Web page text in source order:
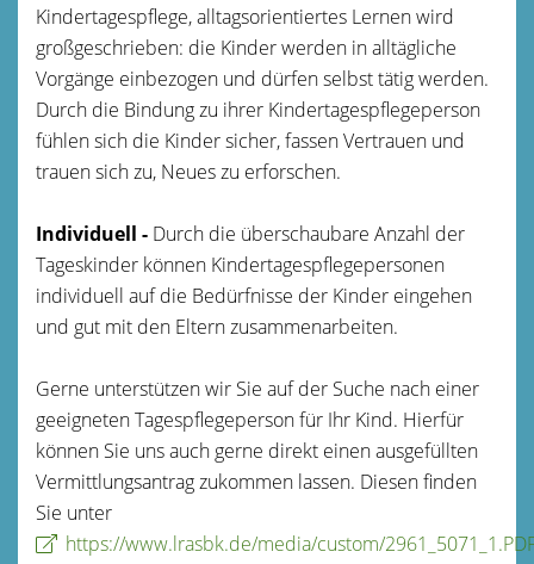
Kindertagespflege, alltagsorientiertes Lernen wird
großgeschrieben: die Kinder werden in alltägliche
Vorgänge einbezogen und dürfen selbst tätig werden.
Durch die Bindung zu ihrer Kindertagespflegeperson
fühlen sich die Kinder sicher, fassen Vertrauen und
trauen sich zu, Neues zu erforschen.
Individuell - Durch die überschaubare Anzahl der
Tageskinder können Kindertagespflegepersonen
individuell auf die Bedürfnisse der Kinder eingehen
und gut mit den Eltern zusammenarbeiten.
Gerne unterstützen wir Sie auf der Suche nach einer
geeigneten Tagespflegeperson für Ihr Kind. Hierfür
können Sie uns auch gerne direkt einen ausgefüllten
Vermittlungsantrag zukommen lassen. Diesen finden
Sie unter
https://www.lrasbk.de/media/custom/